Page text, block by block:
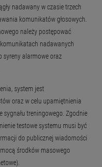
nadawany w czasie trzech
komunikatów głosowych.
należy postępować
nadawanych
syreny alarmowe oraz
system jest
oraz w celu upamiętnienia
treningowego. Zgodnie
testowe systemu musi być
do publicznej wiadomości
środków masowego